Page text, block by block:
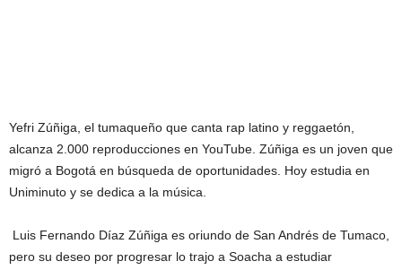
Yefri Zúñiga, el tumaqueño que canta rap latino y reggaetón,
alcanza 2.000 reproducciones en YouTube. Zúñiga es un joven que
migró a Bogotá en búsqueda de oportunidades. Hoy estudia en
Uniminuto y se dedica a la música.
Luis Fernando Díaz Zúñiga es oriundo de San Andrés de Tumaco,
pero su deseo por progresar lo trajo a Soacha a estudiar